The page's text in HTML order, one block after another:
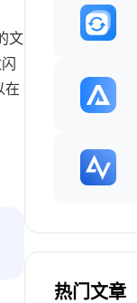
文
在
热门文章